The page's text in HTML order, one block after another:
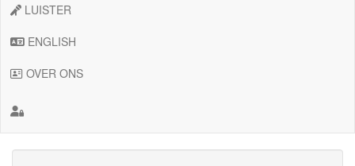
LUISTER
ENGLISH
OVER ONS